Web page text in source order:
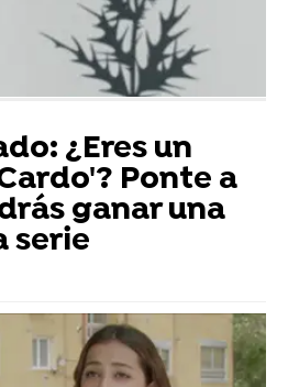
¿Eres un
Ponte a
ganar una
serie